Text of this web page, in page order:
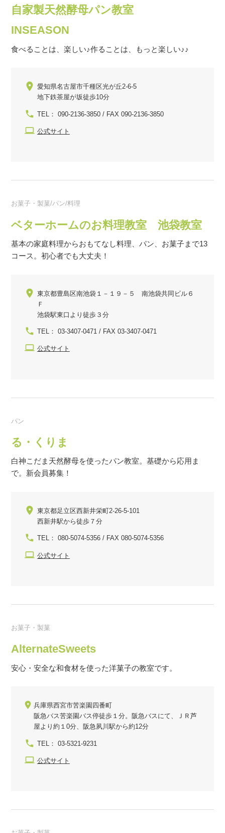
自家製天然酵母パン教室
INSEASON
食べることは、楽しい♪作ることは、もっと楽しい♪♪
愛知県名古屋市千種区光が丘2-6-5
地下鉄茶屋が坂徒歩10分
TEL： 090-2136-3850 / FAX 090-2136-3850
公式サイト
お菓子・製菓/パン/料理
ベターホームのお料理教室 池袋教室
基本の家庭料理からおもてなし料理、パン、お菓子まで13
コース。初心者でも大丈夫！
東京都豊島区南池袋１－１９－５ 南池袋共同ビル６
Ｆ
池袋駅東口より徒歩３分
TEL： 03-3407-0471 / FAX 03-3407-0471
公式サイト
パン
る・くりま
白神こだま天然酵母を使ったパン教室。基礎から応用ま
で。新会員募集！
東京都足立区西新井栄町2-26-5-101
西新井駅から徒歩７分
TEL： 080-5074-5356 / FAX 080-5074-5356
公式サイト
お菓子・製菓
AlternateSweets
安心・安全な和食材を使った洋菓子の教室です。
兵庫県西宮市苦楽園四番町
阪急バス苦楽園バス停徒歩１分。阪急バスにて、ＪＲ芦
屋より約１0分、阪急夙川駅から約12分
TEL： 03-5321-9231
公式サイト